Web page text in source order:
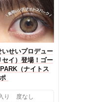
いせいプロデュー
イ）登場！ゴー
（ナイトス
り 度なし